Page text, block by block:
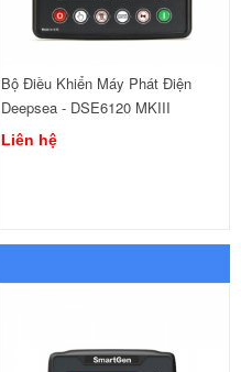
Bộ Điều Khiển Máy Phát Điện
Deepsea - DSE6120 MKIII
Liên hệ